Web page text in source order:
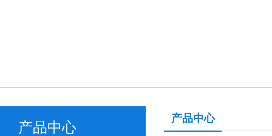
产品中心
产品中心